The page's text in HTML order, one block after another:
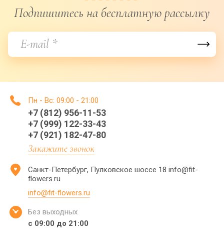
Подпишитесь на бесплатную рассылку
Пн - Вс: 09:00 - 21:00
+7 (812) 956-11-53
+7 (999) 122-33-43
+7 (921) 182-47-80
Закажите звонок
Санкт-Петербург, Пулковское шоссе 18 info@fit-
flowers.ru
info@fit-flowers.ru
Без выходных
с 09:00 до 21:00